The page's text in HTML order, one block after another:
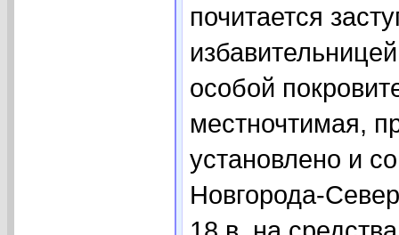
почитается
особой
местночтимая,
установлено и
Новгорода-